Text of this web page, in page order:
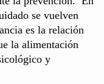
se vuelven
es la relación
la alimentación
y